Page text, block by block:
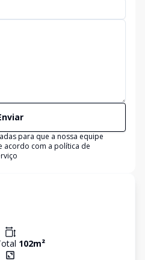
para que a nossa equipe
acordo com a política de
102m²